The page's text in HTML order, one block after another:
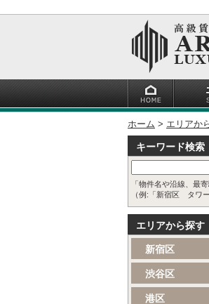
ホーム エリアか
キーワード検索
「物件名や沿線、最
（例:「新宿区 タワ
エリアから探す
新宿区
渋谷区
港区